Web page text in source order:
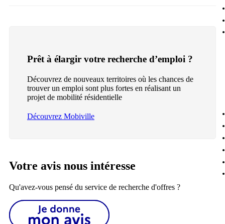
Prêt à élargir votre recherche d’emploi ?
Découvrez de nouveaux territoires où les chances de
trouver un emploi sont plus fortes en réalisant un
projet de mobilité résidentielle
Découvrez Mobiville
Votre avis nous intéresse
Qu'avez-vous pensé du service de recherche d'offres ?